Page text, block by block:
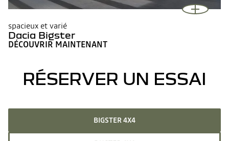
spacieux et varié
Dacia Bigster
DÉCOUVRIR MAINTENANT
RÉSERVER UN ESSAI
BIGSTER 4X4